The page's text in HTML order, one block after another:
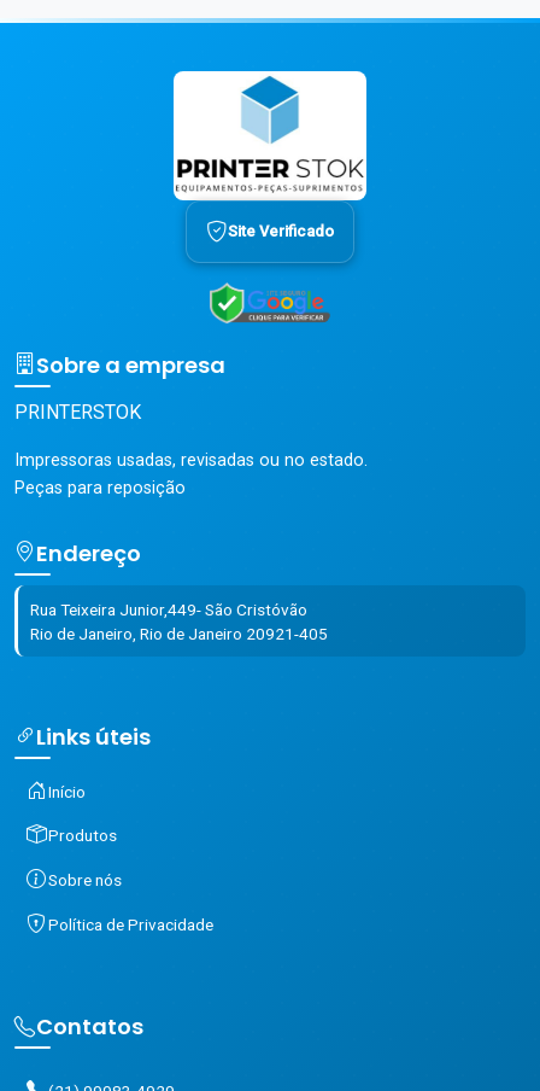
Site Verificado
Sobre a empresa
PRINTERSTOK
Impressoras usadas, revisadas ou no estado.
Peças para reposição
Endereço
Rua Teixeira Junior,449- São Cristóvão
Rio de Janeiro, Rio de Janeiro 20921-405
Links úteis
Início
Produtos
Sobre nós
Política de Privacidade
Contatos